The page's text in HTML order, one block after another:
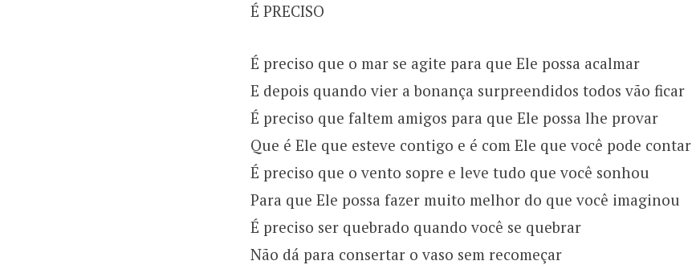
É PRECISO
É preciso que o mar se agite para que Ele possa acalmar
E depois quando vier a bonança surpreendidos todos vão ficar
É preciso que faltem amigos para que Ele possa lhe provar
Que é Ele que esteve contigo e é com Ele que você pode contar
É preciso que o vento sopre e leve tudo que você sonhou
Para que Ele possa fazer muito melhor do que você imaginou
É preciso ser quebrado quando você se quebrar
Não dá para consertar o vaso sem recomeçar